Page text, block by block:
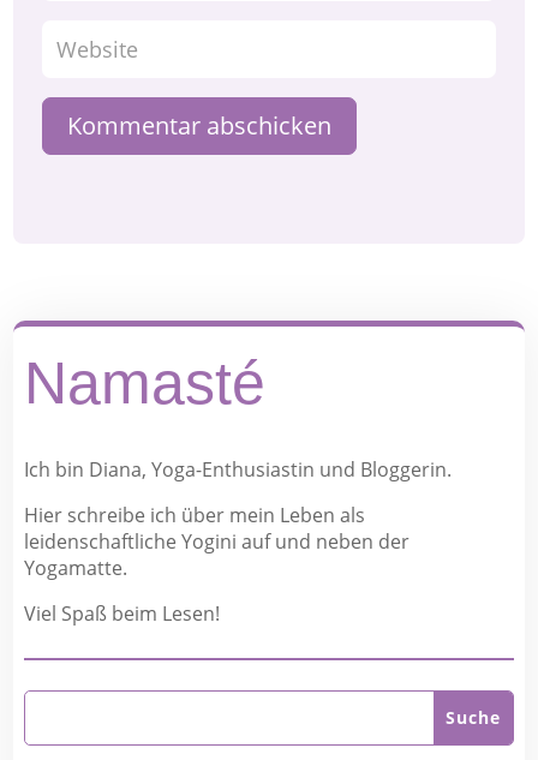
Kommentar abschicken
Namasté
Ich bin Diana, Yoga-Enthusiastin und Bloggerin.
Hier schreibe ich über mein Leben als
leidenschaftliche Yogini auf und neben der
Yogamatte.
Viel Spaß beim Lesen!